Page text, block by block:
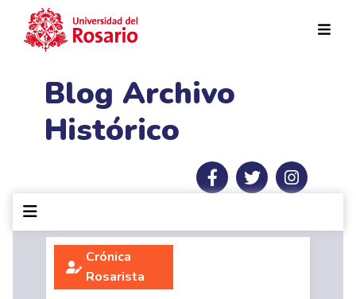
Blog Archivo
Histórico
Crónica
Rosarista